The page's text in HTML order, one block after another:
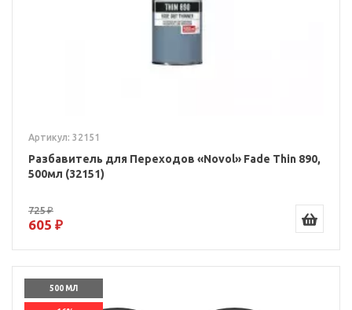
Артикул: 32151
Разбавитель для Переходов «Novol» Fade Thin 890,
500мл (32151)
725 ₽
605 ₽
500 МЛ